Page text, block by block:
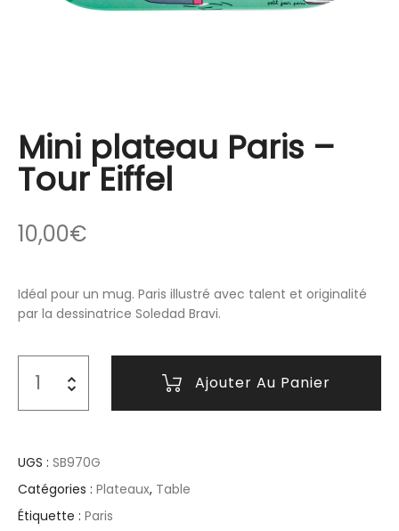
Mini plateau Paris –
Tour Eiffel
10,00€
Idéal pour un mug. Paris illustré avec talent et originalité
par la dessinatrice Soledad Bravi.
Ajouter Au Panier
UGS : SB970G
Catégories : Plateaux, Table
Étiquette : Paris